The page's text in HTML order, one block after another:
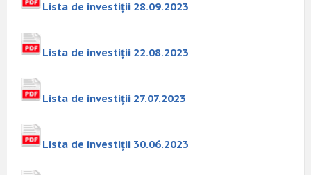
Lista de investiții 28.09.2023
Lista de investiții 22.08.2023
Lista de investiții 27.07.2023
Lista de investiții 30.06.2023